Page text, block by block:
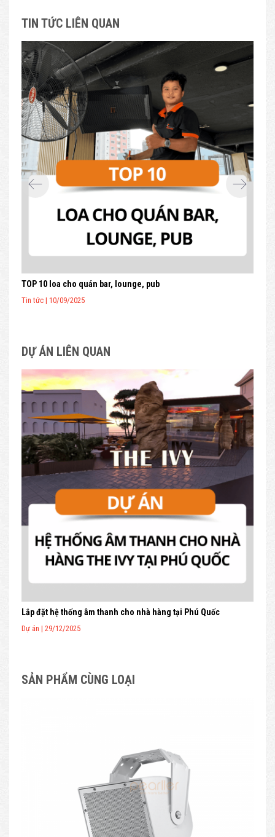
TIN TỨC LIÊN QUAN
TOP 10 loa cho quán bar, lounge, pub
Tin tức | 10/09/2025
DỰ ÁN LIÊN QUAN
Lắp đặt hệ thống âm thanh cho nhà hàng tại Phú Quốc
Dự án | 29/12/2025
SẢN PHẨM CÙNG LOẠI